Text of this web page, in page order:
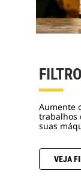
Aumente
trabalhos
suas
VEJA